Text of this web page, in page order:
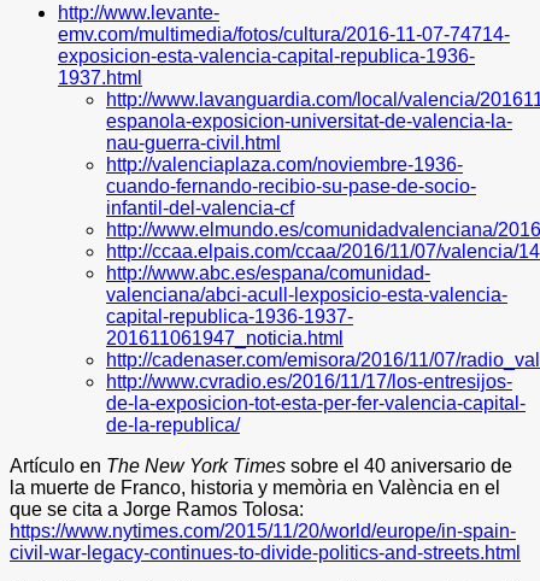
http://www.levante-
emv.com/multimedia/fotos/cultura/2016-11-07-74714-
exposicion-esta-valencia-capital-republica-1936-
1937.html
http://www.lavanguardia.com/local/valencia/
espanola-exposicion-universitat-de-valencia-la-
nau-guerra-civil.html
http://valenciaplaza.com/noviembre-1936-
cuando-fernando-recibio-su-pase-de-socio-
infantil-del-valencia-cf
http://www.elmundo.es/comunidadvalenciana/
http://ccaa.elpais.com/ccaa/2016/11/07/valencia/
http://www.abc.es/espana/comunidad-
valenciana/abci-acull-lexposicio-esta-valencia-
capital-republica-1936-1937-
201611061947_noticia.html
http://cadenaser.com/emisora/2016/11/07/
http://www.cvradio.es/2016/11/17/los-entresijos-
de-la-exposicion-tot-esta-per-fer-valencia-capital-
de-la-republica/
Artículo en The New York Times sobre el 40 aniversario de
la muerte de Franco, historia y memòria en València en el
que se cita a Jorge Ramos Tolosa:
https://www.nytimes.com/2015/11/20/world/europe/in-spain-
civil-war-legacy-continues-to-divide-politics-and-streets.html